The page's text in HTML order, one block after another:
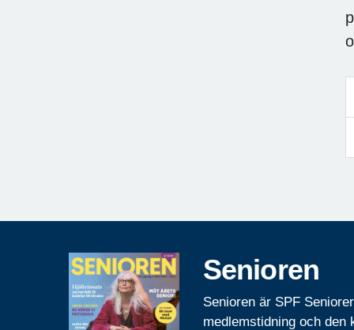
Senioren
Senioren är SPF
medlemstidning och den